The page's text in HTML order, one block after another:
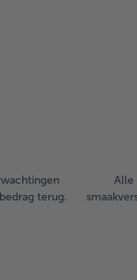
terug.
Alle